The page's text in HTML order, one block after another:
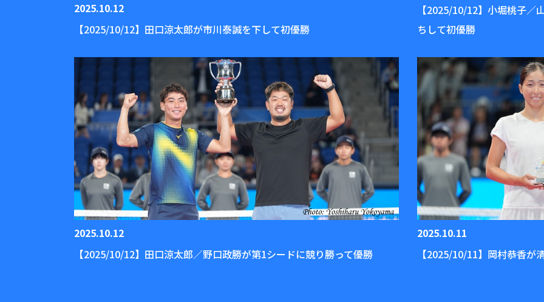
2025.10.12
【2025/10/12】田口涼太郎が市川泰誠を下して初優勝
【2025/10/12】小堀桃子／
ちして初優勝
2025.10.12
【2025/10/12】田口涼太郎／野口政勝が第1シードに競り勝って優勝
2025.10.11
【2025/10/11】岡村恭香が